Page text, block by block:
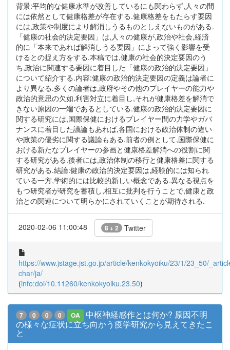
背景:平均的な健康水準が改善しているにも関わらず,人々の間
には依然として健康格差が存在する.健康格差をもたらす要因
には,政策や制度により解消しうるものとしえないものがある.
「健康の社会的決定要因」は,人々の健康が,政治や社会,経済
的に「本来であれば解消しうる要因」によって強く影響を受
けるとの捉え方をする.本稿では,健康の社会的決定要因のう
ち,政治に関連する要因に着目した「健康の政治的決定要因」
について紹介する.内容:健康の政治的決定要因の定義は論者に
より異なる.多くの論者は,政府やその他のプレイヤーの能力や
政治的意思の欠如,利害対立に着目し,それが健康格差を解消で
きない原因の一端であるとしている.健康の政治的決定要因に
関する研究には,国際保健におけるプレイヤー間の力学やガバ
ナンスに着目した議論もあれば,各国における政治体制の違い
や政策の優劣に関する議論もある.前者の例として,国際保健に
おける新たなプレイヤーの参画と健康格差解消への役割に関
する研究がある.後者には,政治体制の移行と健康格差に関する
研究がある.結論:健康の政治的決定要因は,経験的には知られ
ている一方,学術的には比較的新しい概念である.異なる視点を
もつ研究者が研究を蓄積し,相互に批判を行うことで,健康と政
治との関連について明らかにされていくことが期待される.
2020-02-06 11:00:48 8 + 2 Twitter
https://www.jstage.jst.go.jp/article/kenkokyoiku/23/1/23_50/
char/ja/
(info:doi/10.11260/kenkokyoiku.23.50)
7 0 0 0 OA
中枢神経感作とは何か? 原因不明
の様々な症状に立ち向かう疫学研究から見えてきたこ
と